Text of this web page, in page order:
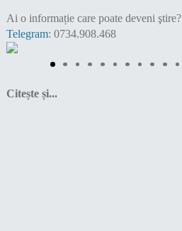
Ai o informație care poate deveni ştire?
Telegram: 0734.908.468
Citește și...